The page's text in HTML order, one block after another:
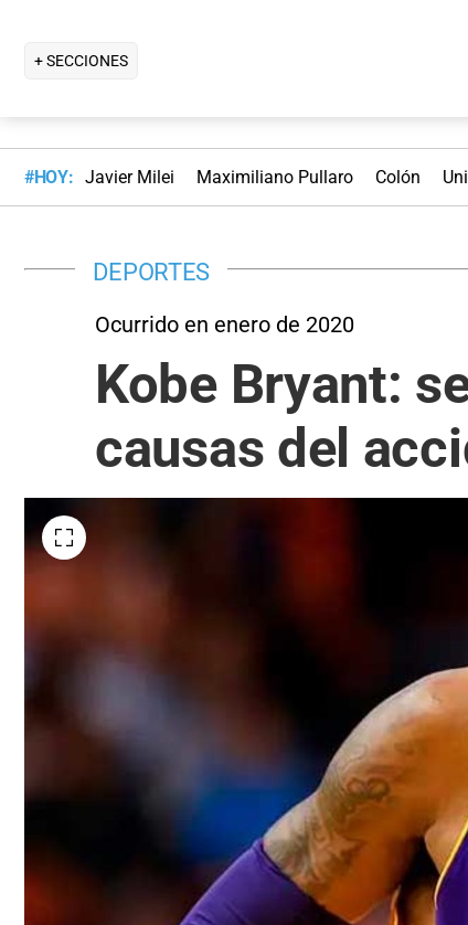
+ SECCIONES
#HOY: Javier Milei Maximiliano Pullaro Colón
DEPORTES
Ocurrido en enero de 2020
Kobe Bryant:
causas del